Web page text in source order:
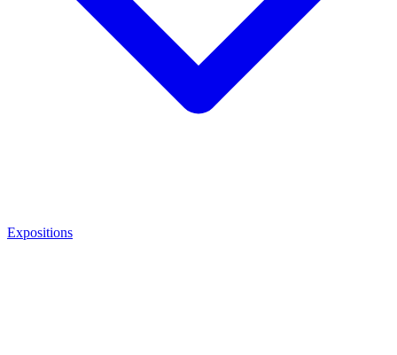
Expositions